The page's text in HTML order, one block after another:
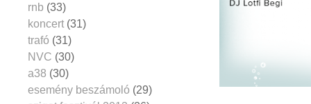
rnb (33)
koncert (31)
trafó (31)
NVC (30)
a38 (30)
esemény beszámoló (29)